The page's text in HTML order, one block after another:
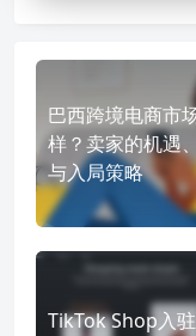
巴西跨境电商市
样？卖家的机遇
与入局策略
TikTok Shop入